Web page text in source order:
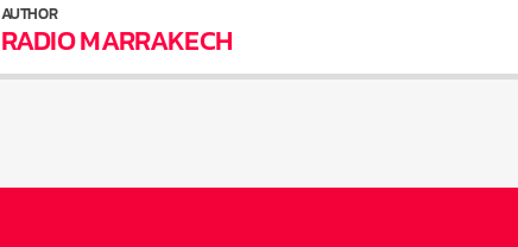
AUTHOR
RADIO MARRAKECH